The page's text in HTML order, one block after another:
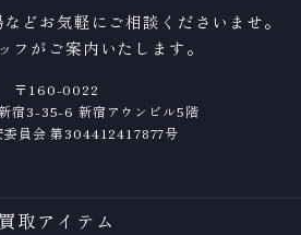
どお気軽にご相談くださいませ。
フがご案内いたします。
〒160-0022
宿3-35-6 新宿アウンビル5階
委員会 第304412417877号
買取アイテム